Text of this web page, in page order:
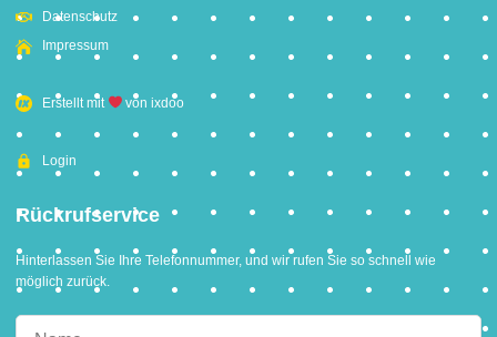
Datenschutz
Impressum
Erstellt mit von ixdoo
Login
Rückrufservice
Hinterlassen Sie Ihre Telefonnummer, und wir rufen Sie so schnell wie
möglich zurück.